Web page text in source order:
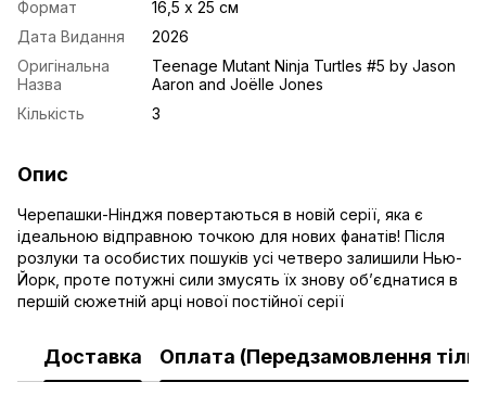
Формат
16,5 х 25 см
Дата Видання
2026
Оригінальна
Назва
Teenage Mutant Ninja Turtles #5 by Jason
Aaron and Joëlle Jones
Кількість
3
Опис
Черепашки-Нінджя повертаються в новій серії, яка є
ідеальною відправною точкою для нових фанатів! Після
розлуки та особистих пошуків усі четверо залишили Нью-
Йорк, проте потужні сили змусять їх знову об’єднатися в
першій сюжетній арці нової постійної серії
Доставка Оплата (Передзамовлення